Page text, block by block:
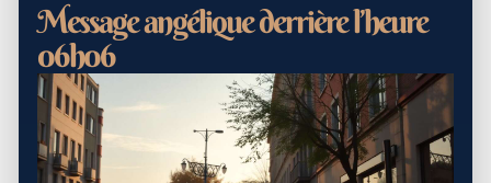
Message angélique derrière l’heure
06h06